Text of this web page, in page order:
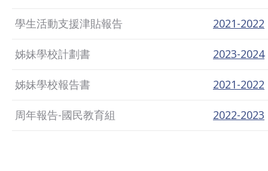
學生活動支援津貼報告 2021-2022
姊妹學校計劃書 2023-2024
姊妹學校報告書 2021-2022
周年報告-國民教育組 2022-2023